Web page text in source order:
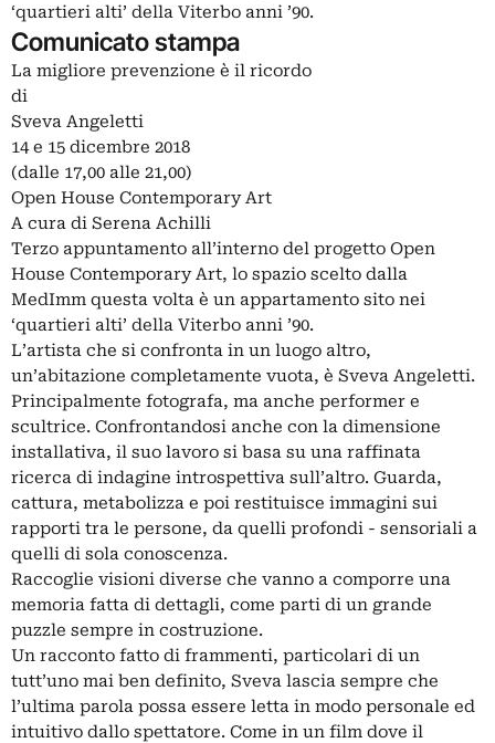
‘quartieri alti’ della Viterbo anni ’90.
Comunicato stampa
La migliore prevenzione è il ricordo
di
Sveva Angeletti
14 e 15 dicembre 2018
(dalle 17,00 alle 21,00)
Open House Contemporary Art
A cura di Serena Achilli
Terzo appuntamento all’interno del progetto Open
House Contemporary Art, lo spazio scelto dalla
MedImm questa volta è un appartamento sito nei
‘quartieri alti’ della Viterbo anni ’90.
L’artista che si confronta in un luogo altro,
un’abitazione completamente vuota, è Sveva Angeletti.
Principalmente fotografa, ma anche performer e
scultrice. Confrontandosi anche con la dimensione
installativa, il suo lavoro si basa su una raffinata
ricerca di indagine introspettiva sull’altro. Guarda,
cattura, metabolizza e poi restituisce immagini sui
rapporti tra le persone, da quelli profondi - sensoriali a
quelli di sola conoscenza.
Raccoglie visioni diverse che vanno a comporre una
memoria fatta di dettagli, come parti di un grande
puzzle sempre in costruzione.
Un racconto fatto di frammenti, particolari di un
tutt’uno mai ben definito, Sveva lascia sempre che
l’ultima parola possa essere letta in modo personale ed
intuitivo dallo spettatore. Come in un film dove il